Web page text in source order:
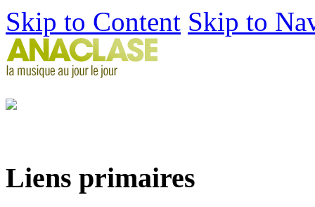
Skip to Content Skip to
Liens primaires